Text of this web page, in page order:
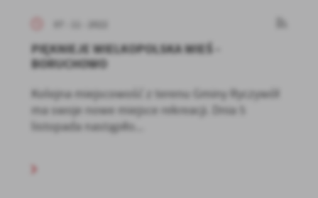
PIĘKNIEJE WIELKOPOLSKA WIEŚ -
BORUCHOWO
Kolejna miejscowość z terenu Gminy Ryczywół
ma swoje nowe miejsce rekreacji. Dnia 5
listopada nastąpiło...